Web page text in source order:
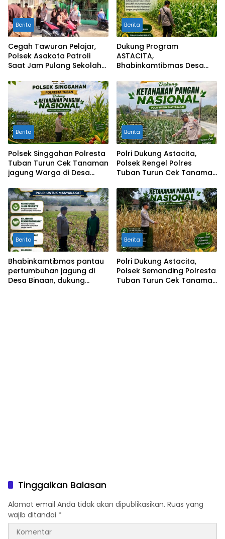
Berita
Cegah Tawuran Pelajar,
Polsek Asakota Patroli
Saat Jam Pulang Sekolah
Berita
Dukung Program
ASTACITA,
Bhabinkamtibmas Desa
Parengan Polresta Tuban
laksanakan sambang
tanaman Jagung Di Desa
Parangbatu Kec. Parengan
Berita
Polsek Singgahan Polresta
Tuban Turun Cek Tanaman
jagung Warga di Desa
Berita
Polri Dukung Astacita,
Polsek Rengel Polres
Tuban Turun Cek Tanaman
Rengel
Berita
Bhabinkamtibmas pantau
pertumbuhan jagung di
Desa Binaan, dukung
Berita
Polri Dukung Astacita,
Polsek Semanding Polresta
Tuban Turun Cek Tanaman
Tinggalkan Balasan
Alamat email Anda tidak akan dipublikasikan. Ruas yang
wajib ditandai *